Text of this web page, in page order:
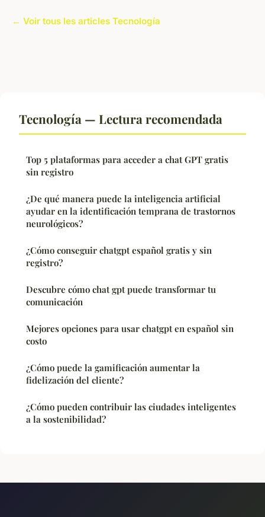
← Voir tous les articles Tecnología
Tecnología — Lectura recomendada
Top 5 plataformas para acceder a chat GPT gratis
sin registro
¿De qué manera puede la inteligencia artificial
ayudar en la identificación temprana de trastornos
neurológicos?
¿Cómo conseguir chatgpt español gratis y sin
registro?
Descubre cómo chat gpt puede transformar tu
comunicación
Mejores opciones para usar chatgpt en español sin
costo
¿Cómo puede la gamificación aumentar la
fidelización del cliente?
¿Cómo pueden contribuir las ciudades inteligentes
a la sostenibilidad?